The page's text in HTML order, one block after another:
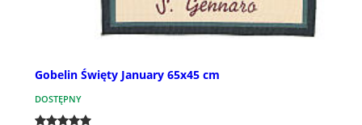
Gobelin Święty January 65x45 cm
DOSTĘPNY